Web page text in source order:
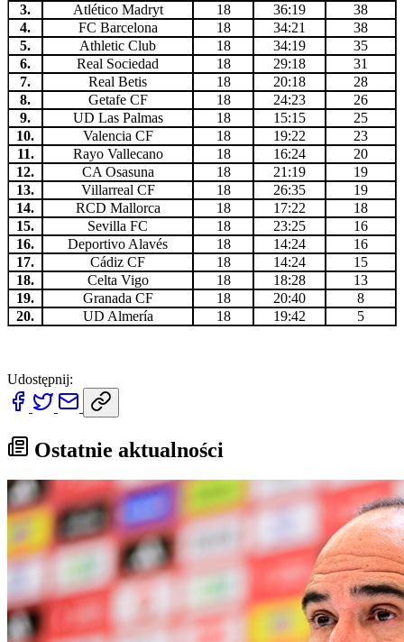
3.
Atlético Madryt 18 36:19
38
4.
FC Barcelona 18 34:21
38
5.
Athletic Club 18 34:19
35
6.
Real Sociedad 18 29:18
31
7.
Real Betis 18 20:18
28
8.
Getafe CF 18 24:23
26
9.
UD Las Palmas 18 15:15
25
10.
Valencia CF 18 19:22
23
11.
Rayo Vallecano 18 16:24
20
12.
CA Osasuna 18 21:19
19
13.
Villarreal CF 18 26:35
19
14.
RCD Mallorca 18 17:22
18
15.
Sevilla FC 18 23:25
16
16.
Deportivo Alavés 18 14:24
16
17.
Cádiz CF 18 14:24
15
18.
Celta Vigo 18 18:28
13
19.
Granada CF 18 20:40
8
20.
UD Almería 18 19:42 5
Udostępnij:
Ostatnie aktualności